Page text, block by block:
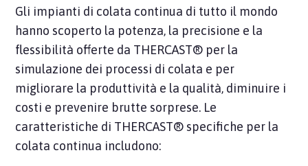
Gli impianti di colata continua di tutto il mondo
hanno scoperto la potenza, la precisione e la
flessibilità offerte da THERCAST® per la
simulazione dei processi di colata e per
migliorare la produttività e la qualità, diminuire i
costi e prevenire brutte sorprese. Le
caratteristiche di THERCAST® specifiche per la
colata continua includono: